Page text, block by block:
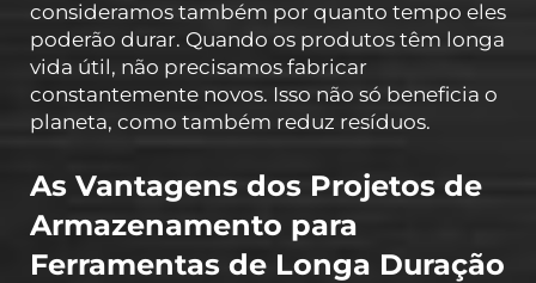
consideramos também por quanto tempo eles
poderão durar. Quando os produtos têm longa
vida útil, não precisamos fabricar
constantemente novos. Isso não só beneficia o
planeta, como também reduz resíduos.
As Vantagens dos Projetos de
Armazenamento para
Ferramentas de Longa Duração